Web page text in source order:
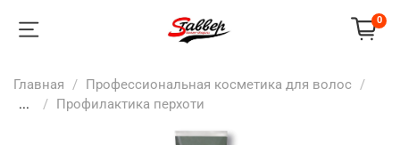
0
Главная
Профессиональная косметика для волос
...
Профилактика перхоти